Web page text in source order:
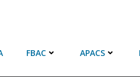
FBAC APACS